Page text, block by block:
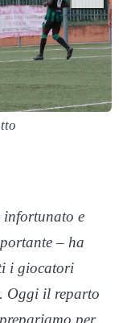
infortunato e
– ha
i giocatori
Oggi il reparto
per